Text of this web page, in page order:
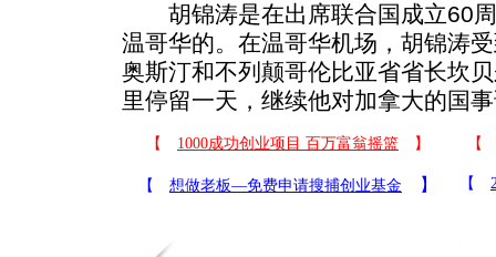
胡锦涛是在出席联合国成立60周
温哥华的。在温哥华机场，胡锦涛
奥斯汀和不列颠哥伦比亚省省长坎
里停留一天，继续他对加拿大的国